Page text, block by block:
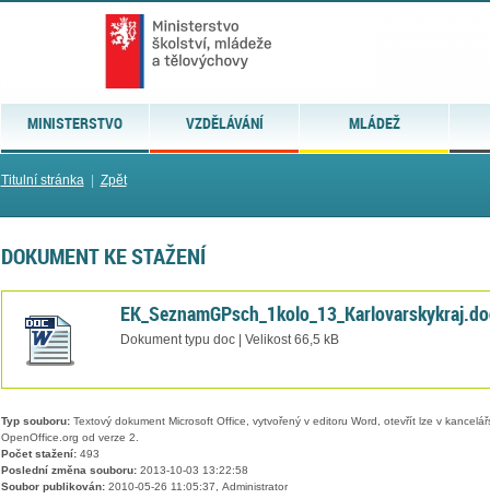
MINISTERSTVO VZDĚLÁVÁNÍ MLÁDEŽ
Titulní stránka| Zpět
DOKUMENT KE STAŽENÍ
Dokument typu doc | Velikost 66,5 kB
Typ souboru:Textový dokument Microsoft Office, vytvořený v editoru Word, otevřít lze v
OpenOffice.org od verze 2.
Počet stažení:493
Poslední změna souboru:2013-10-03 13:22:58
Soubor publikován:2010-05-26 11:05:37, Administrator